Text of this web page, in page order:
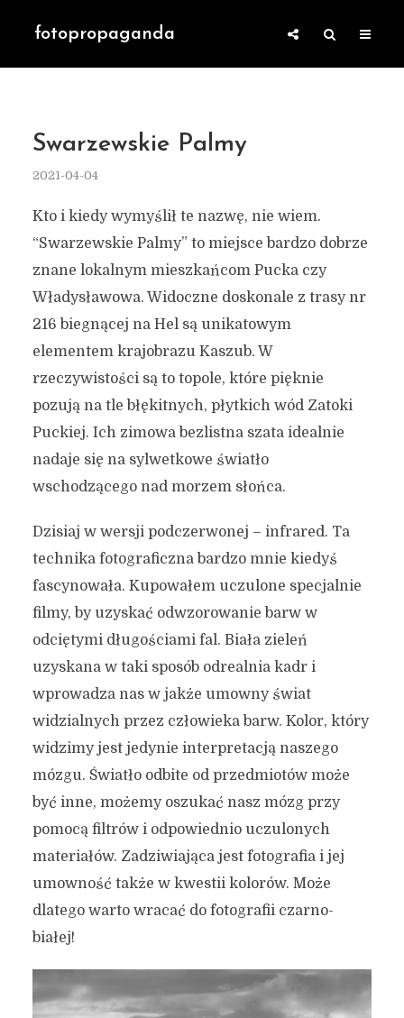
fotopropaganda
Swarzewskie Palmy
2021-04-04
Kto i kiedy wymyślił te nazwę, nie wiem.
“Swarzewskie Palmy” to miejsce bardzo dobrze
znane lokalnym mieszkańcom Pucka czy
Władysławowa. Widoczne doskonale z trasy nr
216 biegnącej na Hel są unikatowym
elementem krajobrazu Kaszub. W
rzeczywistości są to topole, które pięknie
pozują na tle błękitnych, płytkich wód Zatoki
Puckiej. Ich zimowa bezlistna szata idealnie
nadaje się na sylwetkowe światło
wschodzącego nad morzem słońca.
Dzisiaj w wersji podczerwonej – infrared. Ta
technika fotograficzna bardzo mnie kiedyś
fascynowała. Kupowałem uczulone specjalnie
filmy, by uzyskać odwzorowanie barw w
odciętymi długościami fal. Biała zieleń
uzyskana w taki sposób odrealnia kadr i
wprowadza nas w jakże umowny świat
widzialnych przez człowieka barw. Kolor, który
widzimy jest jedynie interpretacją naszego
mózgu. Światło odbite od przedmiotów może
być inne, możemy oszukać nasz mózg przy
pomocą filtrów i odpowiednio uczulonych
materiałów. Zadziwiająca jest fotografia i jej
umowność także w kwestii kolorów. Może
dlatego warto wracać do fotografii czarno-
białej!